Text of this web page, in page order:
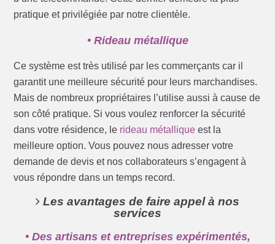
pratique et privilégiée par notre clientèle.
• Rideau métallique
Ce système est très utilisé par les commerçants car il
garantit une meilleure sécurité pour leurs marchandises.
Mais de nombreux propriétaires l’utilise aussi à cause de
son côté pratique. Si vous voulez renforcer la sécurité
dans votre résidence, le rideau métallique est la
meilleure option. Vous pouvez nous adresser votre
demande de devis et nos collaborateurs s’engagent à
vous répondre dans un temps record.
Les avantages de faire appel à nos
services
• Des artisans et entreprises expérimentés,